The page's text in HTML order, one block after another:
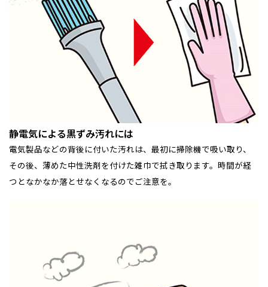
静電気による黒ずみ汚れには
電気製品などの背後に付いた汚れは、最初に掃除機で吸い取り、
その後、薄めた中性洗剤を付けた雑巾で拭き取ります。時間が経
つとなかなか落とせなくなるのでご注意を。